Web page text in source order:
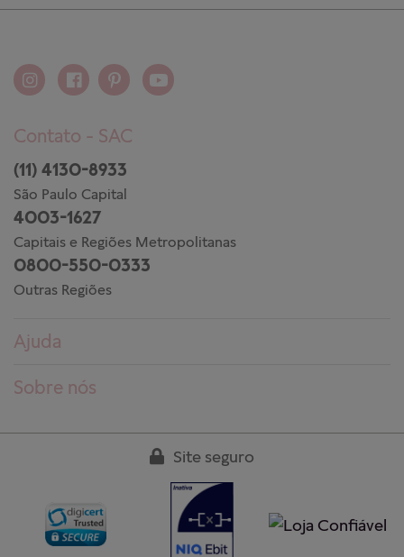
Ajuda
Entregas
Cuidados aos produtos
Sobre nós
Clube PANDORA
Regulamentos
Contato - SAC
(11) 4130-8933
São Paulo Capital
4003-1627
Capitais e Regiões Metropolitanas
0800-550-0333
Outras Regiões
Site seguro